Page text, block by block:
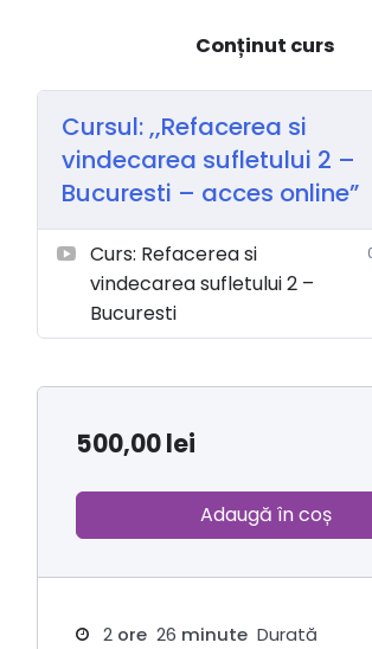
Conținut curs
Cursul: ,,Refacerea si
vindecarea sufletului 2 –
Bucuresti – acces online”
Curs: Refacerea si
vindecarea sufletului 2 –
Bucuresti
500,00lei
Adaugă în coș
2 ore 26 minute Durată